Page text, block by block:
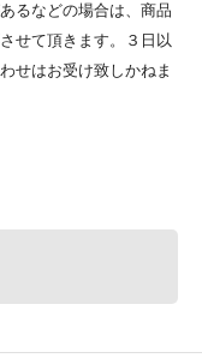
るなどの場合は、商品
せて頂きます。３日以
せはお受け致しかねま